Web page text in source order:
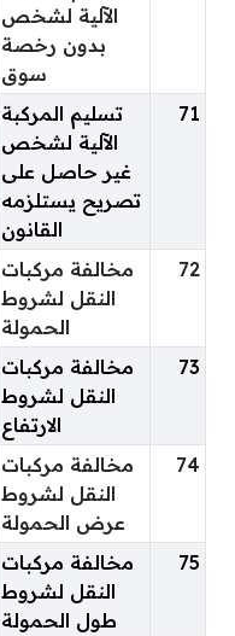
الآلية لشخص
بدون رخصة
سوق
71
تسليم المركبة
الآلية لشخص
غير حاصل على
تصريح يستلزمه
القانون
72
مخالفة مركبات
النقل لشروط
الحمولة
73
مخالفة مركبات
النقل لشروط
الارتفاع
74
مخالفة مركبات
النقل لشروط
عرض الحمولة
75
مخالفة مركبات
النقل لشروط
طول الحمولة